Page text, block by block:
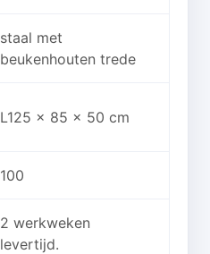
staal met
beukenhouten trede
L125 x 85 x 50 cm
100
2 werkweken
levertijd.